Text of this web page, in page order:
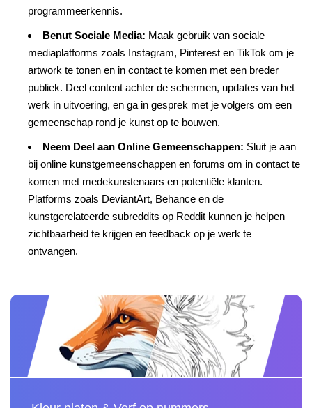
programmeerkennis.
Benut Sociale Media: Maak gebruik van sociale
mediaplatforms zoals Instagram, Pinterest en TikTok om je
artwork te tonen en in contact te komen met een breder
publiek. Deel content achter de schermen, updates van het
werk in uitvoering, en ga in gesprek met je volgers om een
gemeenschap rond je kunst op te bouwen.
Neem Deel aan Online Gemeenschappen: Sluit je aan
bij online kunstgemeenschappen en forums om in contact te
komen met medekunstenaars en potentiële klanten.
Platforms zoals DeviantArt, Behance en de
kunstgerelateerde subreddits op Reddit kunnen je helpen
zichtbaarheid te krijgen en feedback op je werk te
ontvangen.